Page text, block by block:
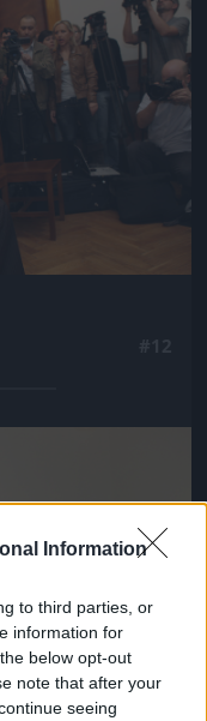
Information
to third parties, or
information for
below opt-out
note that after your
seeing